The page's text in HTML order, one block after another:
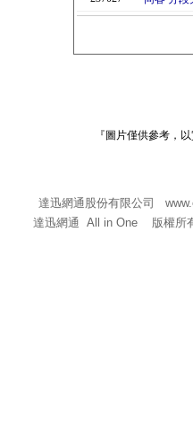
『圖片僅供參考，
達迅網通股份有限公司
達迅網通 All in One 版權所